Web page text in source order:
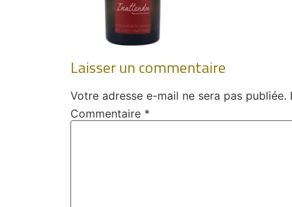
Laisser un commentaire
Votre adresse e-mail ne sera pas publiée.
Commentaire *